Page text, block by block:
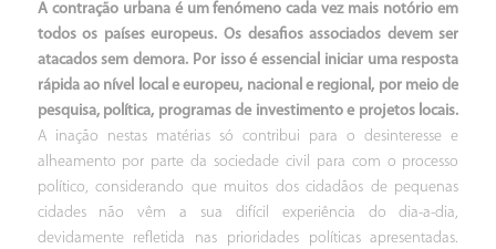
A contração urbana é um fenómeno cada vez mais notório em
todos os países europeus. Os desafios associados devem ser
atacados sem demora. Por isso é essencial iniciar uma resposta
rápida ao nível local e europeu, nacional e regional, por meio de
pesquisa, política, programas de investimento e projetos locais.
A inação nestas matérias só contribui para o desinteresse e
alheamento por parte da sociedade civil para com o processo
político, considerando que muitos dos cidadãos de pequenas
cidades não vêm a sua difícil experiência do dia-a-dia,
devidamente refletida nas prioridades políticas apresentadas.